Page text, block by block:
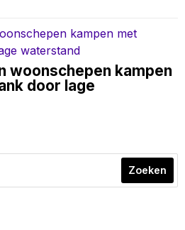
woonschepen kampen
door lage
Zoeken